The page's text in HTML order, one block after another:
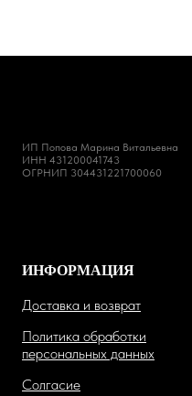
ИП Попова Марина Витальевна
ИНН 431200041743
ОГРНИП 304431221700060
ИНФОРМАЦИЯ
Доставка и возврат
Политика обработки
персональных данных
Солгасие